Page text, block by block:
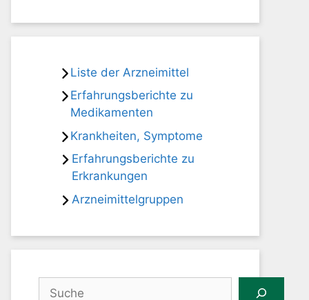
Liste der Arzneimittel
Erfahrungsberichte zu
Medikamenten
Krankheiten, Symptome
Erfahrungsberichte zu
Erkrankungen
Arzneimittelgruppen